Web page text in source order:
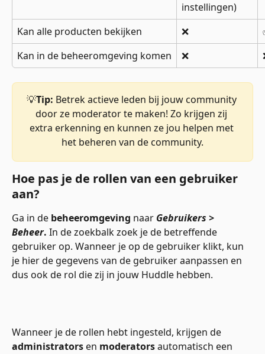
instellingen)
Kan alle producten bekijken ❌
Kan in de beheeromgeving komen
❌
💡Tip: Betrek actieve leden bij jouw community
door ze moderator te maken! Zo krijgen zij
extra erkenning en kunnen ze jou helpen met
het beheren van de community.
Hoe pas je de rollen van een gebruiker
aan?
Ga in de beheeromgeving naar Gebruikers >
Beheer. In de zoekbalk zoek je de betreffende
gebruiker op. Wanneer je op de gebruiker klikt, kun
je hier de gegevens van de gebruiker aanpassen en
dus ook de rol die zij in jouw Huddle hebben.
Wanneer je de rollen hebt ingesteld, krijgen de
administrators en moderators automatisch een